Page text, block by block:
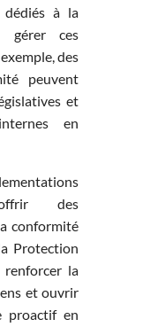
dédiés à la
gérer ces
des
peuvent
et
en
des
conformité
Protection
renforcer la
et ouvrir
proactif en